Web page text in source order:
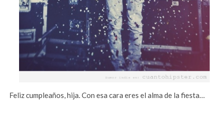
Feliz cumpleaños, hija. Con esa cara eres el alma de la fiesta…